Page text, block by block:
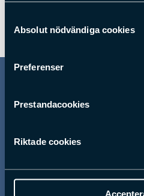
Absolut nödvändiga cookies
Preferenser
Prestandacookies
Riktade cookies